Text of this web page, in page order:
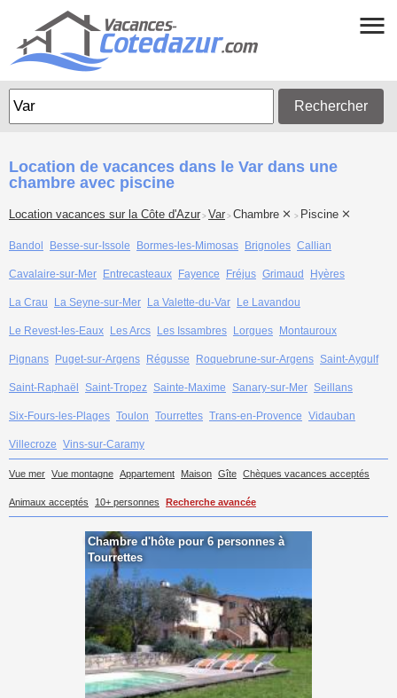
Rechercher
Location de vacances dans le Var dans une
chambre avec piscine
Location vacances sur la Côte d'Azur > Var > Chambre > Piscine
Bandol Besse-sur-Issole Bormes-les-Mimosas Brignoles Callian
Cavalaire-sur-Mer Entrecasteaux Fayence Fréjus Grimaud Hyères
La Crau La Seyne-sur-Mer La Valette-du-Var Le Lavandou
Le Revest-les-Eaux Les Arcs Les Issambres Lorgues Montauroux
Pignans Puget-sur-Argens Régusse Roquebrune-sur-Argens Saint-Aygulf
Saint-Raphaël Saint-Tropez Sainte-Maxime Sanary-sur-Mer Seillans
Six-Fours-les-Plages Toulon Tourrettes Trans-en-Provence Vidauban
Villecroze Vins-sur-Caramy
Vue mer Vue montagne Appartement Maison Gîte Chèques vacances acceptés
Animaux acceptés 10+ personnes Recherche avancée
Chambre d'hôte pour 6 personnes à
Tourrettes